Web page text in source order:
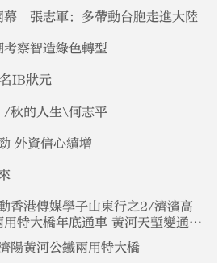
幕 張志軍：多帶動台胞走進大陸
察智造綠色轉型
IB狀元
/秋的人生\何志平
外資信心續增
香港傳媒學子山東行之2/濟濱高
特大橋年底通車 黃河天塹變通途
實力
陽黃河公鐵兩用特大橋